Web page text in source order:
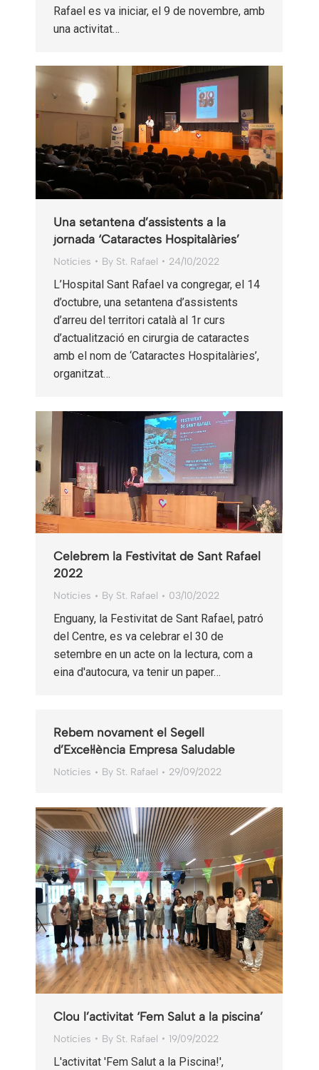
Rafael es va iniciar, el 9 de novembre, amb
una activitat…
Una setantena d’assistents a la
jornada ‘Cataractes Hospitalàries’
Notícies By St. Rafael 24/10/2022
L’Hospital Sant Rafael va congregar, el 14
d’octubre, una setantena d’assistents
d’arreu del territori català al 1r curs
d’actualització en cirurgia de cataractes
amb el nom de ‘Cataractes Hospitalàries’,
organitzat…
Celebrem la Festivitat de Sant Rafael
2022
Notícies By St. Rafael 03/10/2022
Enguany, la Festivitat de Sant Rafael, patró
del Centre, es va celebrar el 30 de
setembre en un acte on la lectura, com a
eina d'autocura, va tenir un paper…
Rebem novament el Segell
d’Excel·lència Empresa Saludable
Notícies By St. Rafael 29/09/2022
Clou l’activitat ‘Fem Salut a la piscina’
Notícies By St. Rafael 19/09/2022
L'activitat 'Fem Salut a la Piscina!',